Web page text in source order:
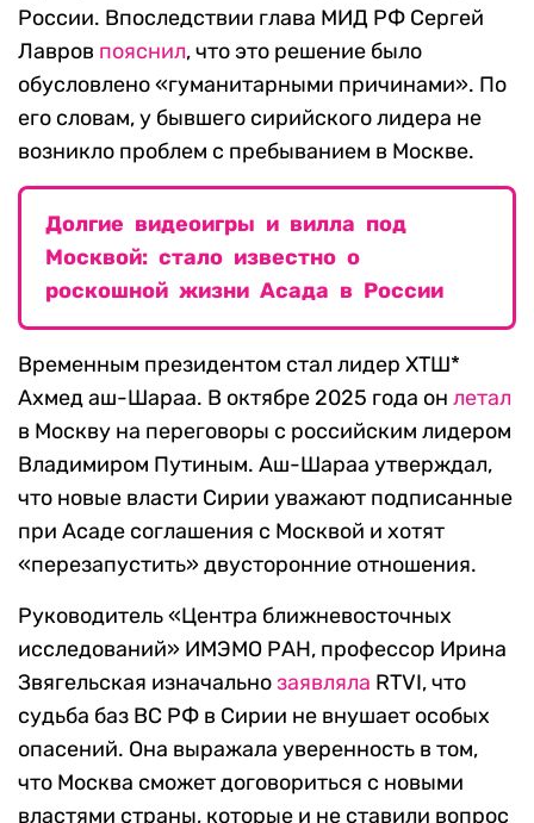
России. Впоследствии глава МИД РФ Сергей
Лавров пояснил, что это решение было
обусловлено «гуманитарными причинами». По
его словам, у бывшего сирийского лидера не
возникло проблем с пребыванием в Москве.
Долгие видеоигры и вилла под
Москвой: стало известно о
роскошной жизни Асада в России
Временным президентом стал лидер ХТШ*
Ахмед аш-Шараа. В октябре 2025 года он летал
в Москву на переговоры с российским лидером
Владимиром Путиным. Аш-Шараа утверждал,
что новые власти Сирии уважают подписанные
при Асаде соглашения с Москвой и хотят
«перезапустить» двусторонние отношения.
Руководитель «Центра ближневосточных
исследований» ИМЭМО РАН, профессор Ирина
Звягельская изначальнозаявляла RTVI, что
судьба баз ВС РФ в Сирии не внушает особых
опасений. Она выражала уверенность в том,
что Москва сможет договориться с новыми
властями страны, которые и не ставили вопрос